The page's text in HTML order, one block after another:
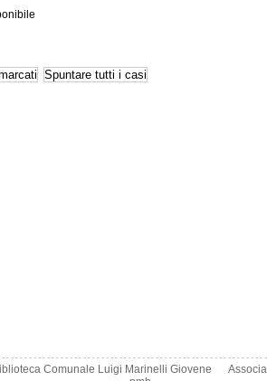
Comunale Luigi Marinelli Giovene